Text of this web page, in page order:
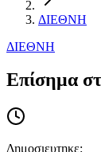
ΔΙΕΘΝΗ
ΔΙΕΘΝΗ
Επίσημα
Δημοσιευτηκε: